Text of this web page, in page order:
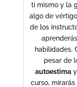
ti mismo y la
algo de
de los
habilidades.
pesar de
autoestima
curso,